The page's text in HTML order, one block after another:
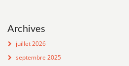
Archives
juillet 2026
septembre 2025